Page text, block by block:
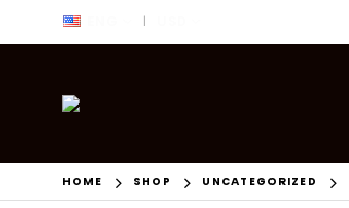
|
HOME SHOP UNCATEGORIZED